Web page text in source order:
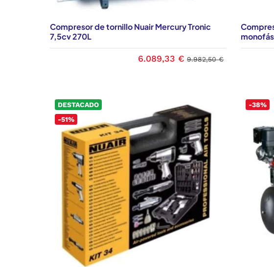
Compresor de tornillo Nuair Mercury Tronic
7,5cv 270L
6.089,33 € 9.982,50 €
DESTACADO
-51%
-38%